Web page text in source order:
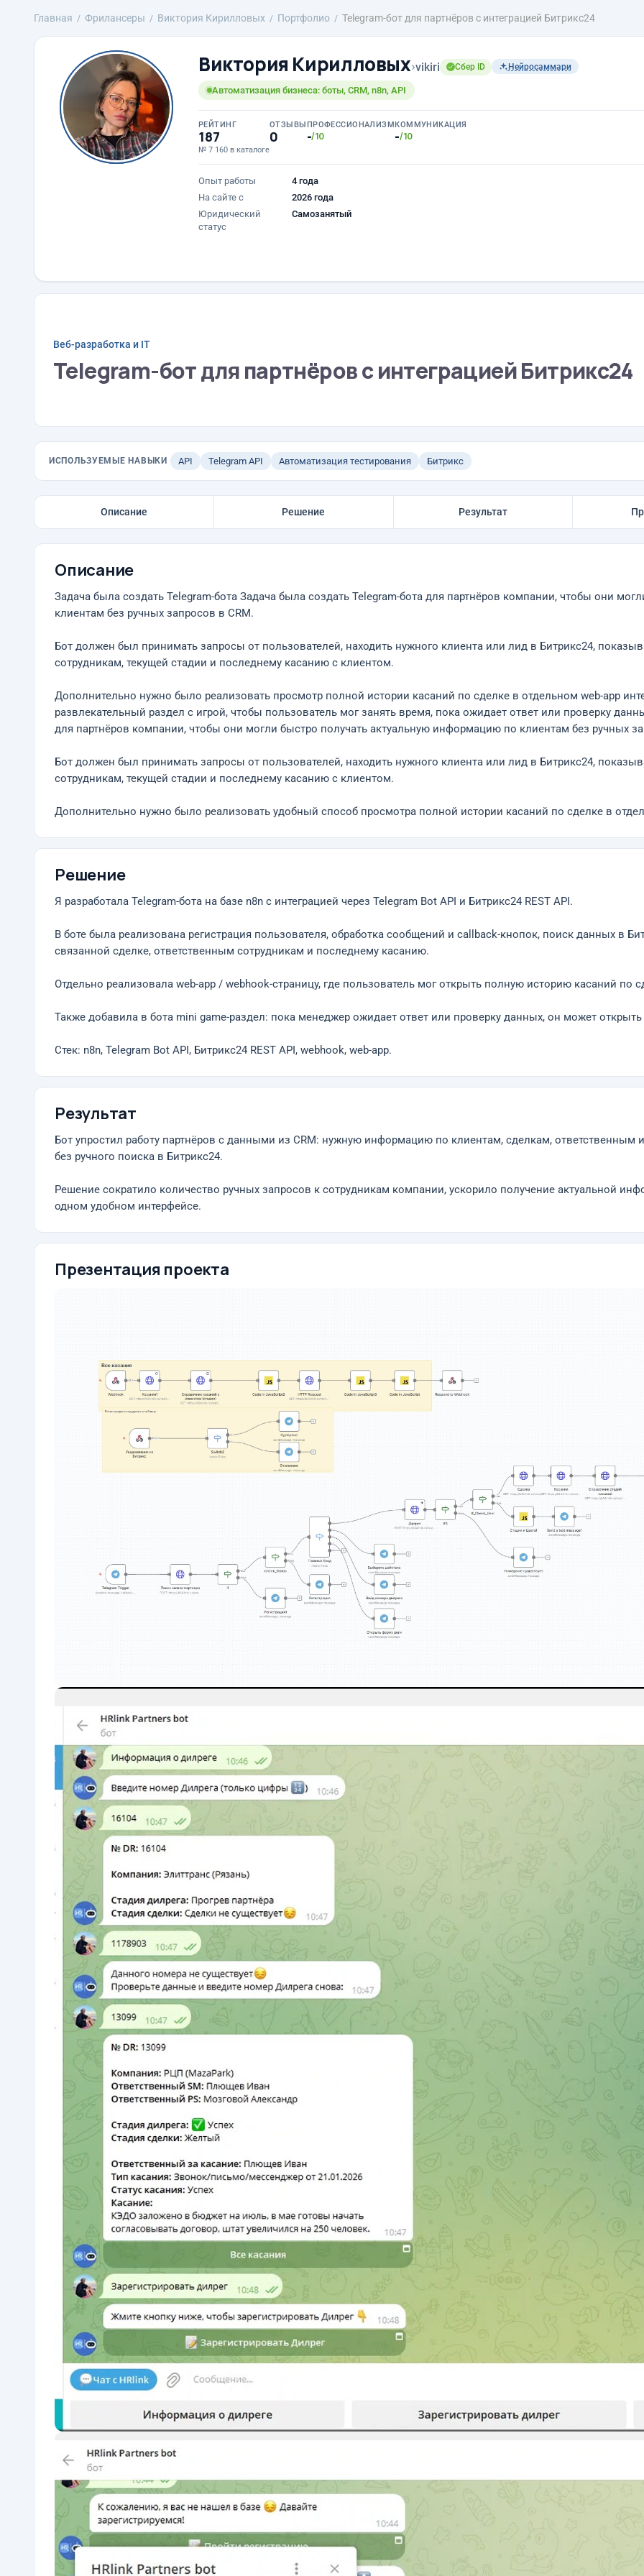
Главная Фрилансеры Виктория Кирилловых Портфолио Telegram-бот для партнёров с интеграцией Битрикс24
Виктория Кирилловых›vikiri Сбер ID Нейросаммари
Автоматизация бизнеса: боты, CRM, n8n, API
РЕЙТИНГ
187
№ 7 160 в каталоге
ОТЗЫВЫ
0
ПРОФЕССИОНАЛИЗМ
-/10
КОММУНИКАЦИЯ
-/10
Опыт работы
4 года
На сайте с
2026 года
Юридический
статус
Самозанятый
Веб-разработка и IT
Telegram-бот для партнёров с интеграцией Битрикс24
ИСПОЛЬЗУЕМЫЕ НАВЫКИ API Telegram API Автоматизация тестирования Битрикс
Описание Решение Результат
Описание
Задача была создать Telegram-бота Задача была создать Telegram-бота для партнёров компании, чтобы они
клиентам без ручных запросов в CRM.
Бот должен был принимать запросы от пользователей, находить нужного клиента или лид в Битрикс24,
сотрудникам, текущей стадии и последнему касанию с клиентом.
Дополнительно нужно было реализовать просмотр полной истории касаний по сделке в отдельном web-app
развлекательный раздел с игрой, чтобы пользователь мог занять время, пока ожидает ответ или проверку
для партнёров компании, чтобы они могли быстро получать актуальную информацию по клиентам без ручных
Бот должен был принимать запросы от пользователей, находить нужного клиента или лид в Битрикс24,
сотрудникам, текущей стадии и последнему касанию с клиентом.
Дополнительно нужно было реализовать удобный способ просмотра полной истории касаний по сделке в
Решение
Я разработала Telegram-бота на базе n8n с интеграцией через Telegram Bot API и Битрикс24 REST API.
В боте была реализована регистрация пользователя, обработка сообщений и callback-кнопок, поиск данных в
связанной сделке, ответственным сотрудникам и последнему касанию.
Отдельно реализовала web-app / webhook-страницу, где пользователь мог открыть полную историю касаний по
Также добавила в бота mini game-раздел: пока менеджер ожидает ответ или проверку данных, он может
Стек: n8n, Telegram Bot API, Битрикс24 REST API, webhook, web-app.
Результат
Бот упростил работу партнёров с данными из CRM: нужную информацию по клиентам, сделкам,
без ручного поиска в Битрикс24.
Решение сократило количество ручных запросов к сотрудникам компании, ускорило получение актуальной
одном удобном интерфейсе.
Презентация проекта